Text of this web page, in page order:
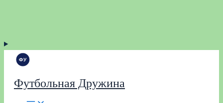
Футбольная Дружина